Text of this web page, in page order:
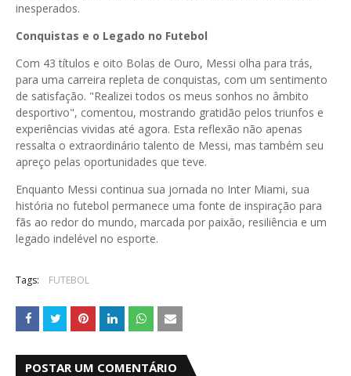
inesperados.
Conquistas e o Legado no Futebol
Com 43 títulos e oito Bolas de Ouro, Messi olha para trás,
para uma carreira repleta de conquistas, com um sentimento
de satisfação. "Realizei todos os meus sonhos no âmbito
desportivo", comentou, mostrando gratidão pelos triunfos e
experiências vividas até agora. Esta reflexão não apenas
ressalta o extraordinário talento de Messi, mas também seu
apreço pelas oportunidades que teve.
Enquanto Messi continua sua jornada no Inter Miami, sua
história no futebol permanece uma fonte de inspiração para
fãs ao redor do mundo, marcada por paixão, resiliência e um
legado indelével no esporte.
Tags: FUTEBOL
POSTAR UM COMENTÁRIO